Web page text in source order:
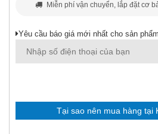
Miễn phí vận chuyển, lắp đặt cơ
Yêu cầu báo giá mới nhất cho sản
Tại sao nên mua hàng tại